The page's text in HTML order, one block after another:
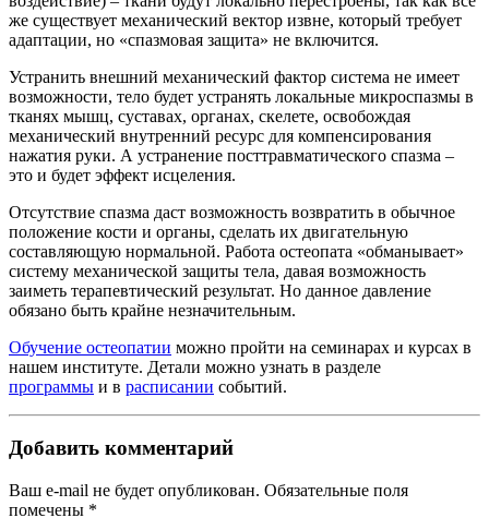
же существует механический вектор извне, который требует
адаптации, но «спазмовая защита» не включится.
Устранить внешний механический фактор система не имеет
возможности, тело будет устранять локальные микроспазмы в
тканях мышц, суставах, органах, скелете, освобождая
механический внутренний ресурс для компенсирования
нажатия руки. А устранение посттравматического спазма –
это и будет эффект исцеления.
Отсутствие спазма даст возможность возвратить в обычное
положение кости и органы, сделать их двигательную
составляющую нормальной. Работа остеопата «обманывает»
систему механической защиты тела, давая возможность
заиметь терапевтический результат. Но данное давление
обязано быть крайне незначительным.
Обучение остеопатии можно пройти на семинарах и курсах в
нашем институте. Детали можно узнать в разделе
программы и в расписании событий.
Добавить комментарий
Ваш e-mail не будет опубликован. Обязательные поля
помечены *